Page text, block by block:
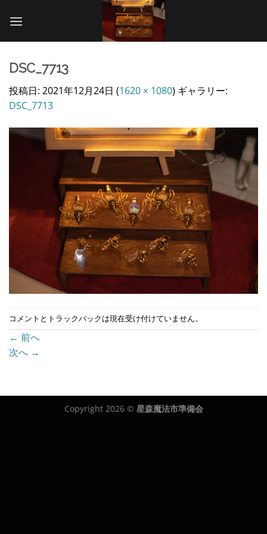
DSC_7713
投稿日: 2021年12月24日 (1620 × 1080) ギャラリー:
DSC_7713
コメントとトラックバックは現在受け付けていません。
← 前へ
次へ →
Copyright 2026 © 星森魔法市準備会